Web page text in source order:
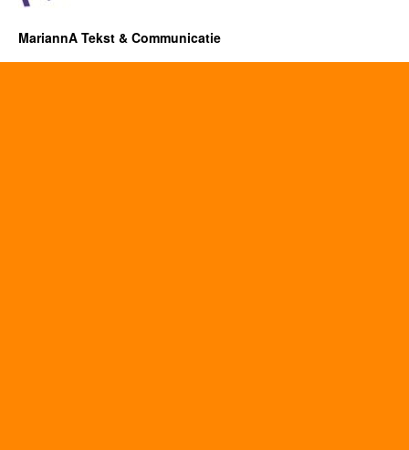
MariannA Tekst & Communicatie